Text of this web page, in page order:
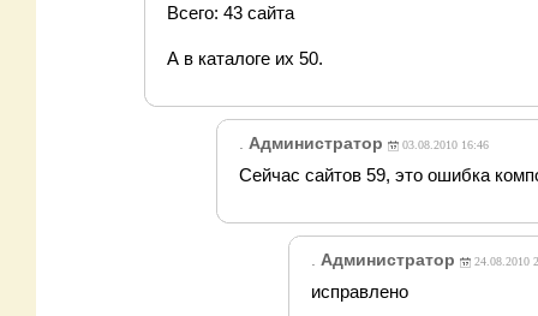
Всего: 43 сайта
А в каталоге их 50.
Администратор 03.08.2010 16:46
Сейчас сайтов 59, это ошибка
Администратор 24.08.2010
исправлено